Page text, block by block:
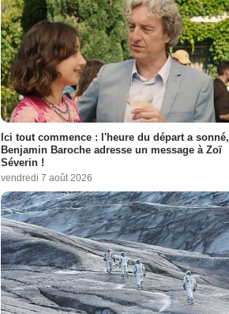
Ici tout commence : l'heure du départ a sonné,
Benjamin Baroche adresse un message à Zoï
Séverin !
vendredi 7 août 2026